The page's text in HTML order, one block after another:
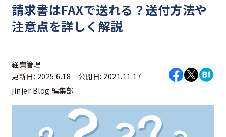
請求書はFAXで送れる？送付方法や
注意点を詳しく解説
経費管理
更新日: 2025.6.18 公開日: 2021.11.17
jinjer Blog 編集部